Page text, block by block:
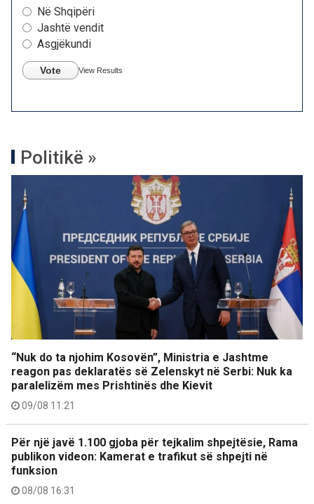
Në Shqipëri
Jashtë vendit
Asgjëkundi
Vote View Results
Politikë »
“Nuk do ta njohim Kosovën”, Ministria e Jashtme
reagon pas deklaratës së Zelenskyt në Serbi: Nuk ka
paralelizëm mes Prishtinës dhe Kievit
09/08 11:21
Për një javë 1.100 gjoba për tejkalim shpejtësie, Rama
publikon videon: Kamerat e trafikut së shpejti në
funksion
08/08 16:31